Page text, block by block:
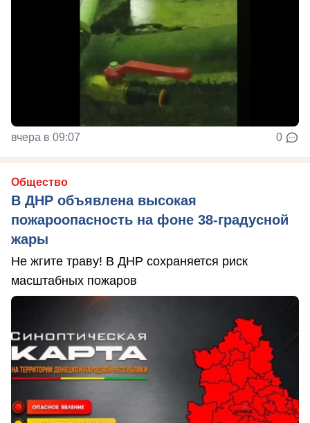
вчера в 09:07 0
Общество
В ДНР объявлена высокая
пожароопасность на фоне 38-градусной
жары
Не жгите траву! В ДНР сохраняется риск
масштабных пожаров